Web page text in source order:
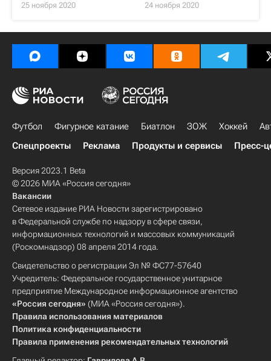
25 ноября 2020 24 ноября 2020
Футбол Фигурное катание Биатлон ЗОЖ Хоккей
Спецпроекты
Реклама Продукты и сервисы Пресс-
Версия 2023.1 Beta
© 2026 МИА «Россия сегодня»
Вакансии
Сетевое издание РИА Новости зарегистрировано
в Федеральной службе по надзору в сфере связи,
информационных технологий и массовых коммуникаций
(Роскомнадзор) 08 апреля 2014 года.
Свидетельство о регистрации Эл № ФС77-57640
Учредитель: Федеральное государственное унитарное
предприятие Международное информационное агентство
«Россия сегодня» (МИА «Россия сегодня»).
Правила использования материалов
Политика конфиденциальности
Правила применения рекомендательных технологий